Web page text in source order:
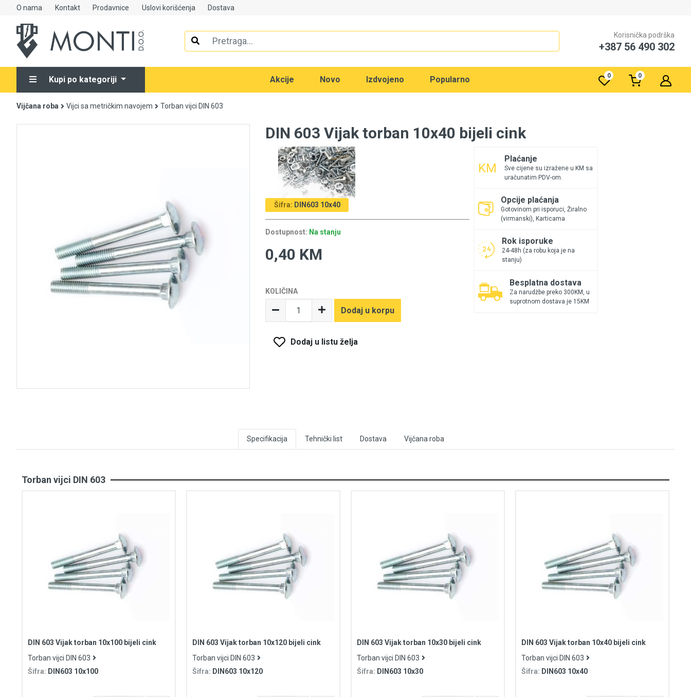
O nama Kontakt Prodavnice Uslovi korišćenja Dostava
Korisnička podrška
+387 56 490 302
Kupi po kategoriji Akcije Novo Izdvojeno Popularno 0 0
Alati
Elektrooprema
Grijanje i klimatizacija
Mjerno-regulaciona oprema
Vijčana roba Vijci sa metričkim navojem Torban vijci DIN 603
DIN 603 Vijak torban 10x40 bijeli cink
Šifra: DIN603 10x40
Dostupnost: Na stanju
0,40 KM
KOLIČINA
Dodaj u korpu
Dodaj u listu želja
Plaćanje
Sve cijene su izražene u KM sa
uračunatim PDV-om.
Opcije plaćanja
Gotovinom pri isporuci, Žiralno
(virmanski), Karticama
Rok isporuke
24-48h (za robu koja je na
stanju)
Besplatna dostava
Za narudžbe preko 300KM, u
suprotnom dostava je 15KM
Specifikacija Tehnički list Dostava Vijčana roba
Torban vijci DIN 603
DIN 603 Vijak torban 10x100 bijeli cink
Torban vijci DIN 603
Šifra: DIN603 10x100
DIN 603 Vijak torban 10x120 bijeli cink
Torban vijci DIN 603
Šifra: DIN603 10x120
DIN 603 Vijak torban 10x30 bijeli cink
Torban vijci DIN 603
Šifra: DIN603 10x30
DIN 603 Vijak torban 10x40 bijeli cink
Torban vijci DIN 603
Šifra: DIN603 10x40